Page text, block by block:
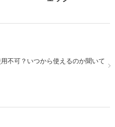
不可？いつから使えるのか聞いて